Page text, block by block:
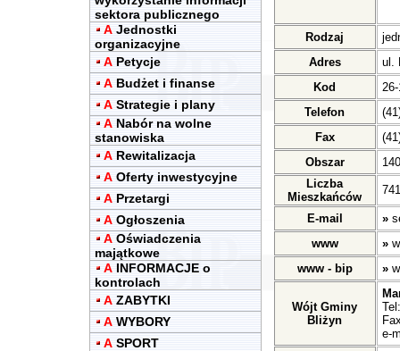
sektora publicznego
A Jednostki
organizacyjne
A Petycje
A Budżet i finanse
A Strategie i plany
A Nabór na wolne
stanowiska
A Rewitalizacja
A Oferty inwestycyjne
A Przetargi
A Ogłoszenia
A Oświadczenia
majątkowe
A INFORMACJE o
kontrolach
A ZABYTKI
A WYBORY
A SPORT
Rodzaj
Adres
ul.
Kod
Telefon
Fax
Obszar
Liczba
Mieszkańców
E-mail »
www
»
www - bip
»
Wójt Gminy
Bliżyn
e-